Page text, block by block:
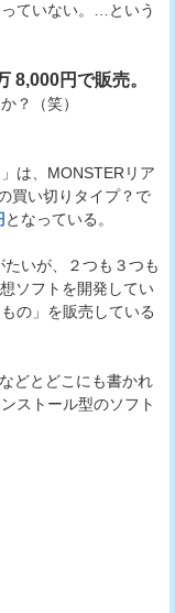
ていない。…という
8,000円で販売。
？（笑）
は、MONSTERリア
買い切りタイプ？で
となっている。
いが、２つも３つも
ソフトを開発してい
の」を販売している
どとどこにも書かれ
ストール型のソフト